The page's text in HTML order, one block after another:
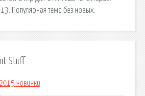
Популярная тема без новых.
Stuff
новинки